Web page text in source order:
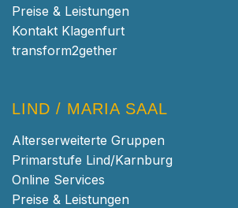
Preise & Leistungen
Kontakt Klagenfurt
transform2gether
LIND / MARIA SAAL
Alterserweiterte Gruppen
Primarstufe Lind/Karnburg
Online Services
Preise & Leistungen